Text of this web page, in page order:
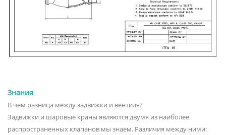
Знания
В чем разница между задвижки и вентиля?
Задвижки и шаровые краны являются двумя из наиболее
распространенных клапанов мы знаем. Различия между ними: